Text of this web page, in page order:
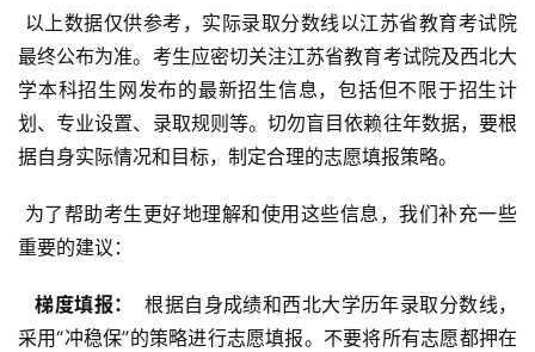
最终公布为准。考生应密切关注江苏省教育考试院及西北大
学本科招生网发布的最新招生信息，包括但不限于招生计
划、专业设置、录取规则等。切勿盲目依赖往年数据，要根
据自身实际情况和目标，制定合理的志愿填报策略。
重要的建议：
  梯度填报：
根据自身成绩和西北大学历年录取分数线，
采用“冲稳保”的策略进行志愿填报。不要将所有志愿都押在